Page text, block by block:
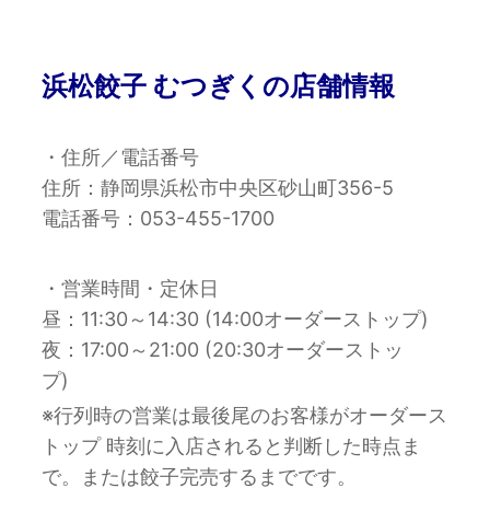
浜松餃子 むつぎくの店舗情報
・住所／電話番号
住所：静岡県浜松市中央区砂山町356-5
電話番号：053-455-1700
・営業時間・定休日
昼：11:30～14:30 (14:00オーダーストップ)
夜：17:00～21:00 (20:30オーダーストッ
プ)
※行列時の営業は最後尾のお客様がオーダース
トップ 時刻に入店されると判断した時点ま
で。または餃子完売するまでです。